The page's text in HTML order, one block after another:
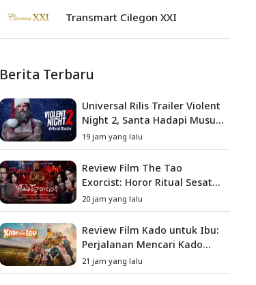
Transmart Cilegon XXI
Berita Terbaru
Universal Rilis Trailer Violent
Night 2, Santa Hadapi Musuh
Baru
19 jam yang lalu
Review Film The Tao
Exorcist: Horor Ritual Sesat
Taiwan yang Penuh Misteri
dan Teror Psikologis
20 jam yang lalu
Review Film Kado untuk Ibu:
Perjalanan Mencari Kado
yang Mengajarkan Arti
Keluarga
21 jam yang lalu